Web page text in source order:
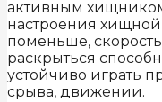
активным
настроения
поменьше,
раскрыться
устойчиво играть
срыва, движении.